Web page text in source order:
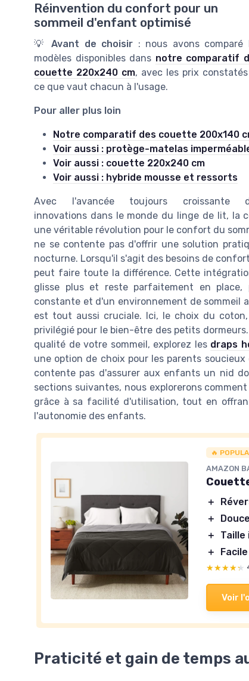
Réinvention du confort pour un
sommeil d'enfant optimisé
💡Avant de choisir : nous avons comparé
modèles disponibles dans notre comparatif
couette 220x240 cm, avec les prix
ce que vaut chacun à l'usage.
Pour aller plus loin
Notre comparatif des couette 200x140
Voir aussi : protège-matelas
Voir aussi : couette 220x240 cm
Voir aussi : hybride mousse et ressorts
Avec l'avancée toujours croissante
innovations dans le monde du linge de lit, la
une véritable révolution pour le confort du
ne se contente pas d'offrir une solution
nocturne. Lorsqu'il s'agit des besoins de
peut faire toute la différence. Cette
glisse plus et reste parfaitement en
constante et d'un environnement de sommeil
est tout aussi cruciale. Ici, le choix du
privilégié pour le bien-être des petits
qualité de votre sommeil, explorez les draps
une option de choix pour les parents
contente pas d'assurer aux enfants un nid
sections suivantes, nous explorerons
grâce à sa facilité d'utilisation, tout en
l'autonomie des enfants.
🔥
AMAZON
＋
＋
＋
Taille
＋
★★★★★
★★★★★
Voir
Praticité et gain de temps